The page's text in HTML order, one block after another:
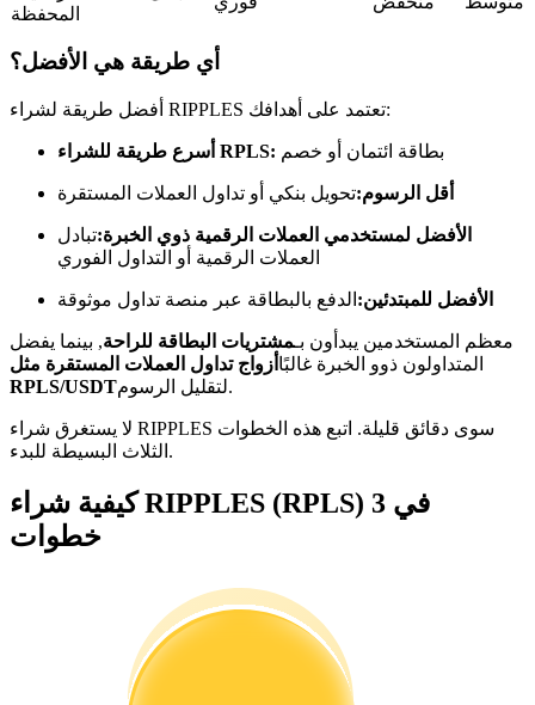
نسخ التداول
انضم إلى أفضل المتداولين
كن متداول نسخ
تحليل البيانات الضخمة بما في ذلك المعلومات التجارية، وما
المحفظة
أي طريقة هي الأفضل؟
أفضل طريقة لشراء RIPPLES تعتمد على أهدافك:
أسرع طريقة للشراء RPLS: بطاقة ائتمان أو خصم
أقل الرسوم:تحويل بنكي أو تداول العملات المستقرة
الأفضل لمستخدمي العملات الرقمية ذوي الخبرة:تبادل
العملات الرقمية أو التداول الفوري
الأفضل للمبتدئين: الدفع بالبطاقة عبر منصة تداول موثوقة
معظم المستخدمين يبدأون بـمشتريات البطاقة للراحة, بينما يفضل
المتداولون ذوو الخبرة غالبًا أزواج تداول العملات المستقرة مثل
RPLS/USDT
لتقليل الرسوم.
لا يستغرق شراء RIPPLES سوى دقائق قليلة. اتبع هذه الخطوات
الثلاث البسيطة للبدء.
كيفية شراء RIPPLES (RPLS) في 3
خطوات